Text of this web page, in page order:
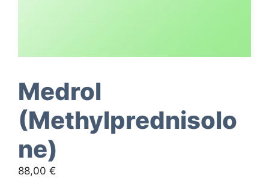
Medrol
(Methylprednisolo
ne)
88,00 €